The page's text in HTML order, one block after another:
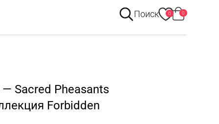
Поиск 0 0
Sacred Pheasants
Forbidden